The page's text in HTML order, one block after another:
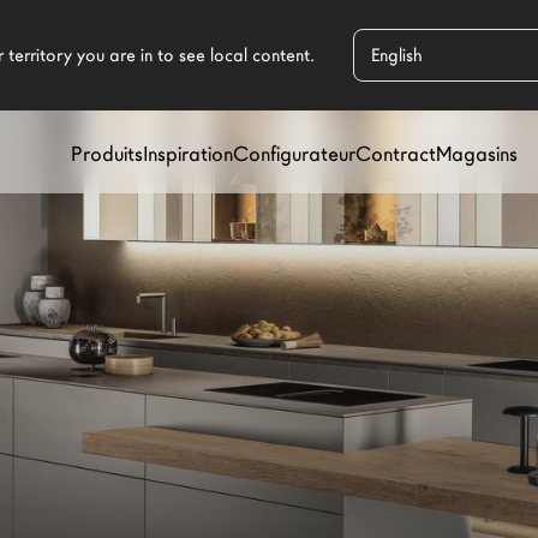
ProduitsInspirationConfigurateurContractMagasins